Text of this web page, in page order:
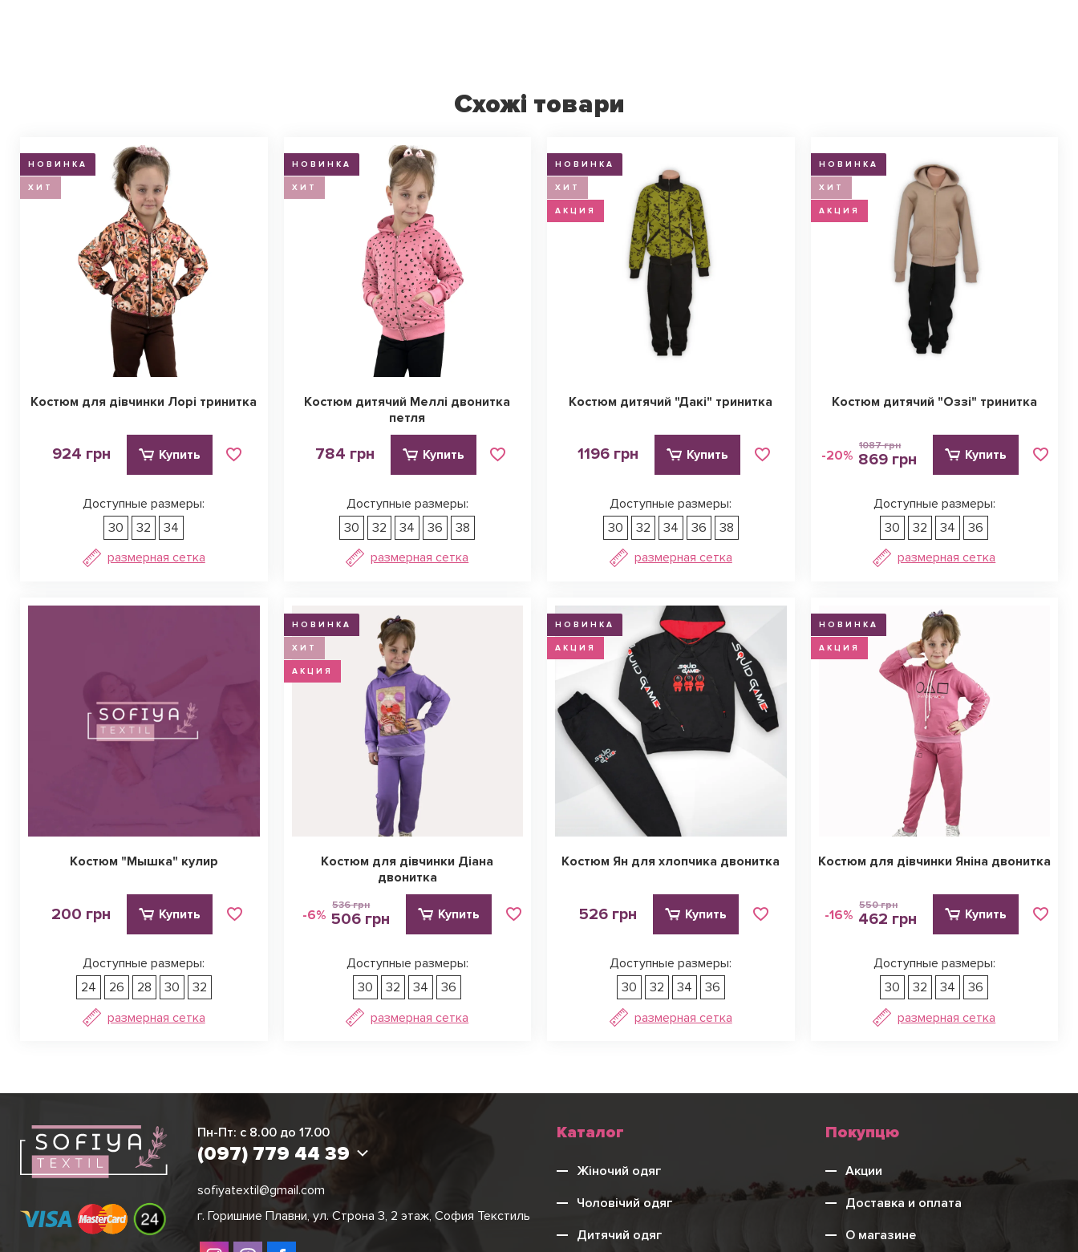
Схожі товари
НОВИНКА
ХИТ
Костюм для дівчинки Лорі тринитка
924 грн Купить
Доступные размеры:
30
32
34
размерная сетка
НОВИНКА
ХИТ
Костюм дитячий Меллі двонитка
петля
784 грн Купить
Доступные размеры:
30
32 34 36
38
размерная сетка
НОВИНКА
ХИТ
АКЦИЯ
Костюм дитячий "Дакі" тринитка
1196 грн Купить
Доступные размеры:
30
32 34 36
38
размерная сетка
НОВИНКА
ХИТ
АКЦИЯ
Костюм дитячий "Оззі" тринитка
-20%
1087 грн
869 грн Купить
Доступные размеры:
30
32 34
36
размерная сетка
Костюм "Мышка" кулир
200 грн Купить
Доступные размеры:
24
26 28 30
32
размерная сетка
НОВИНКА
ХИТ
АКЦИЯ
Костюм для дівчинки Діана
двонитка
-6%
536 грн
506 грн Купить
Доступные размеры:
30
32 34
36
размерная сетка
НОВИНКА
АКЦИЯ
Костюм Ян для хлопчика двонитка
526 грн Купить
Доступные размеры:
30
32 34
36
размерная сетка
НОВИНКА
АКЦИЯ
Костюм для дівчинки Яніна двонитка
-16%
550 грн
462 грн Купить
Доступные размеры:
30
32 34
36
размерная сетка
Пн-Пт: с 8.00 до 17.00
(097) 779 44 39
Виктория
(097) 779 44 39
sofiyatextil@gmail.com
г. Горишние Плавни, ул. Строна 3, 2 этаж, София Текстиль
Каталог
Жіночий одяг
Чоловічий одяг
Дитячий одяг
Меню
колонтитулу
Покупцю
Акции
Доставка и оплата
О магазине